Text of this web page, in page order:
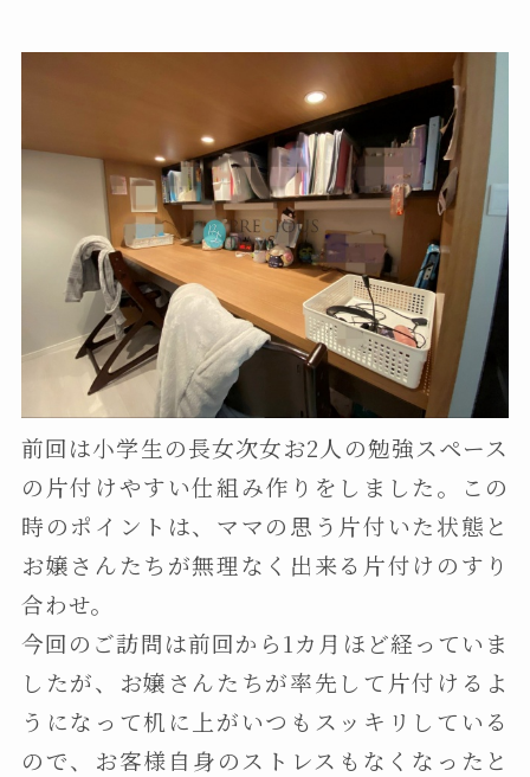
前回は小学生の長女次女お2人の勉強スペース
の片付けやすい仕組み作りをしました。この
時のポイントは、ママの思う片付いた状態と
お嬢さんたちが無理なく出来る片付けのすり
合わせ。
今回のご訪問は前回から1カ月ほど経っていま
したが、お嬢さんたちが率先して片付けるよ
うになって机に上がいつもスッキリしている
ので、お客様自身のストレスもなくなったと